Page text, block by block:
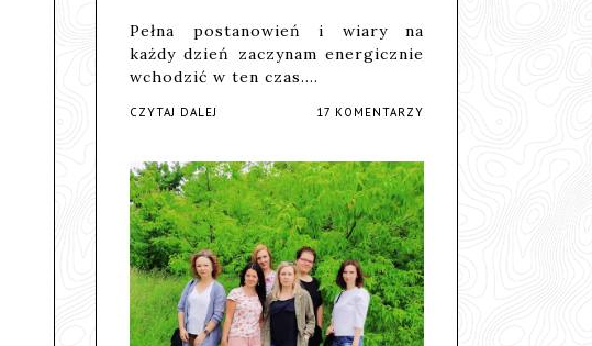
Pełna postanowień i wiary na
każdy dzień zaczynam energicznie
wchodzić w ten czas.…
CZYTAJ DALEJ 17 KOMENTARZY